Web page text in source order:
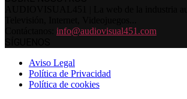
info@audiovisual451.com
Aviso Legal
Política de Privacidad
Política de cookies